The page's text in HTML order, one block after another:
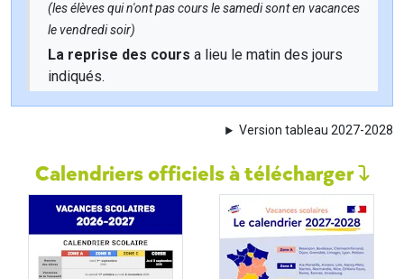
(les élèves qui n'ont pas cours le samedi sont en vacances
le vendredi soir)
La reprise des cours a lieu le matin des jours
indiqués.
Version tableau 2027-2028
Calendriers officiels à télécharger